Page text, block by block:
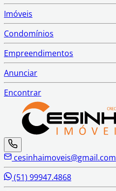
Imóveis
Condomínios
Empreendimentos
Anunciar
Encontrar
cesinhaimoveis@gmail.com
(51) 99947.4868